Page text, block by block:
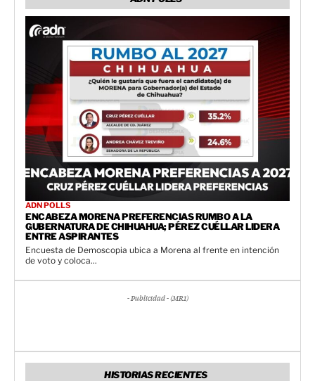
ADN POLLS
ENCABEZA MORENA PREFERENCIAS RUMBO A LA
GUBERNATURA DE CHIHUAHUA; PÉREZ CUÉLLAR LIDERA
ENTRE ASPIRANTES
Encuesta de Demoscopia ubica a Morena al frente en intención
de voto y coloca...
- Publicidad - (MR1)
HISTORIAS RECIENTES